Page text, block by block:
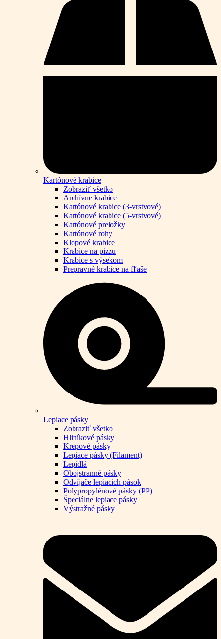
Kartónové krabice
Zobraziť všetko
Archívne krabice
Kartónové krabice (3-vrstvové)
Kartónové krabice (5-vrstvové)
Kartónové preložky
Kartónové rohy
Klopové krabice
Krabice na pizzu
Krabice s výsekom
Prepravné krabice na fľaše
Lepiace pásky
Zobraziť všetko
Hliníkové pásky
Krepové pásky
Lepiace pásky (Filament)
Lepidlá
Obojstranné pásky
Odvíjače lepiacich pások
Polypropylénové pásky (PP)
Špeciálne lepiace pásky
Výstražné pásky